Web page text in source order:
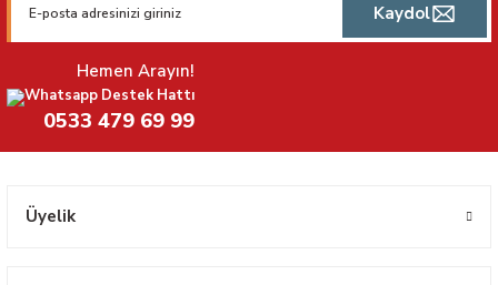
Kaydol
Hemen Arayın!
Whatsapp Destek Hattı
0533 479 69 99
Üyelik